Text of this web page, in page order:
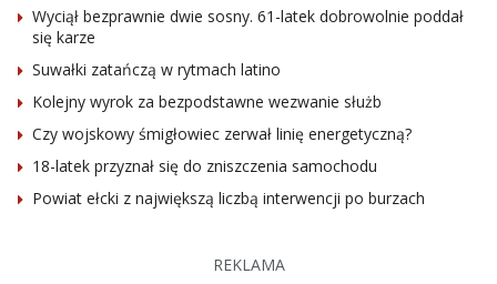
Wyciął bezprawnie dwie sosny. 61-latek dobrowolnie poddał
się karze
Suwałki zatańczą w rytmach latino
Kolejny wyrok za bezpodstawne wezwanie służb
Czy wojskowy śmigłowiec zerwał linię energetyczną?
18-latek przyznał się do zniszczenia samochodu
Powiat ełcki z największą liczbą interwencji po burzach
REKLAMA